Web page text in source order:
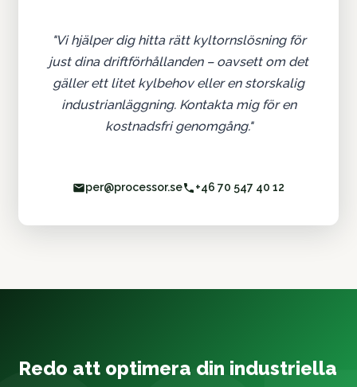
"Vi hjälper dig hitta rätt kyltornslösning för
just dina driftförhållanden – oavsett om det
gäller ett litet kylbehov eller en storskalig
industrianläggning. Kontakta mig för en
kostnadsfri genomgång."
per@processor.se +46 70 547 40 12
Redo att optimera din industriella